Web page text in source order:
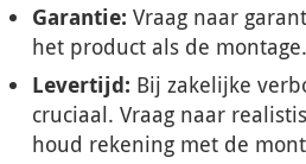
Garantie: Vraag naar
het product als de montage.
Levertijd: Bij zakelijke
cruciaal. Vraag naar
houd rekening met de